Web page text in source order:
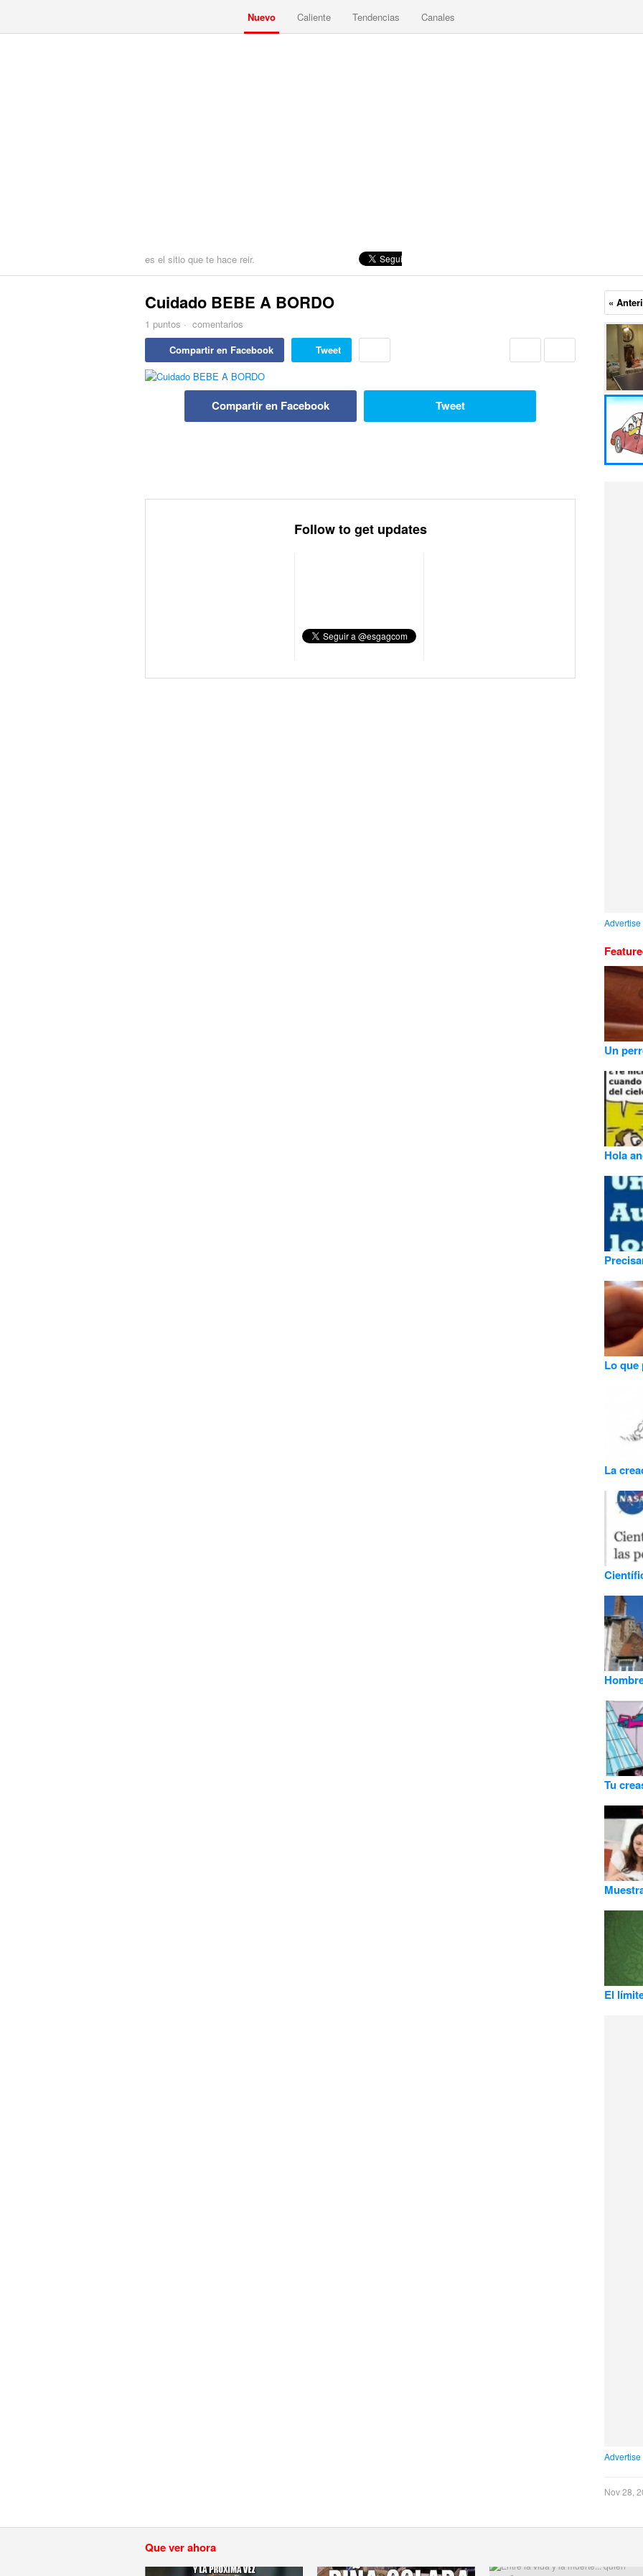
Nuevo Caliente Tendencias Canales
es el sitio que te hace reir.
Cuidado BEBE A BORDO
1 puntos · comentarios
Compartir en Facebook
Tweet
Compartir en Facebook Tweet
Follow to get updates
«
Un
Hola
Lo que
La
Tu
El
Nov 28,
Que ver ahora